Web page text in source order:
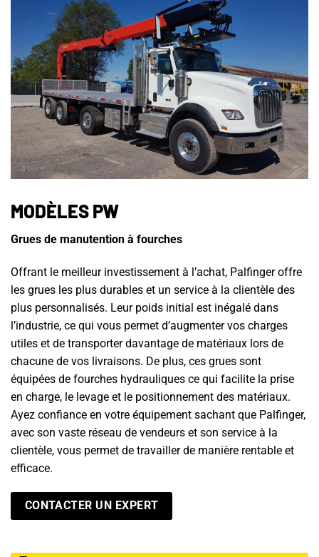
MODÈLES PW
Grues de manutention à fourches
Offrant le meilleur investissement à l’achat, Palfinger offre
les grues les plus durables et un service à la clientèle des
plus personnalisés. Leur poids initial est inégalé dans
l’industrie, ce qui vous permet d’augmenter vos charges
utiles et de transporter davantage de matériaux lors de
chacune de vos livraisons. De plus, ces grues sont
équipées de fourches hydrauliques ce qui facilite la prise
en charge, le levage et le positionnement des matériaux.
Ayez confiance en votre équipement sachant que Palfinger,
avec son vaste réseau de vendeurs et son service à la
clientèle, vous permet de travailler de manière rentable et
efficace.
CONTACTER UN EXPERT